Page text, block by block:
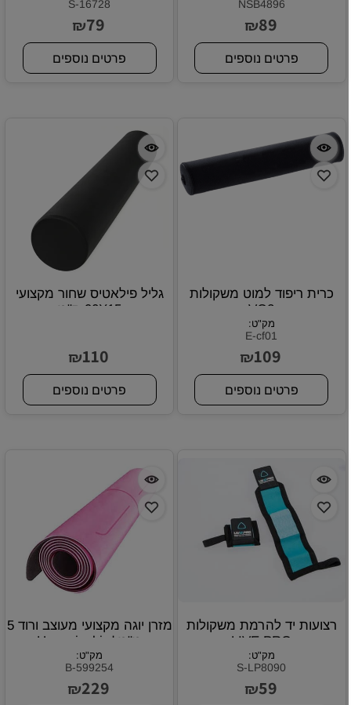
NSB4896
₪89
פרטים נוספים
S-16728
₪79
פרטים נוספים
כרית ריפוד למוט משקולות
VO2
מק"ט:
E-cf01
₪109
פרטים נוספים
גליל פילאטיס שחור מקצועי
90X15 ס"מ
₪110
פרטים נוספים
רצועות יד להרמת משקולות
LIVE PRO
מק"ט:
S-LP8090
₪59
מזרן יוגה מקצועי מעוצב ורוד 5
מ"מ Hummingbird
מק"ט:
B-599254
₪229